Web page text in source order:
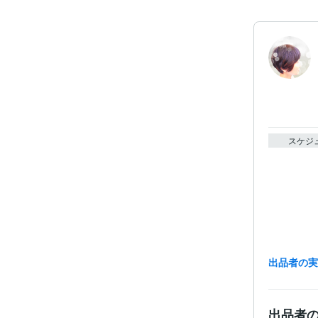
スケジ
出品者の